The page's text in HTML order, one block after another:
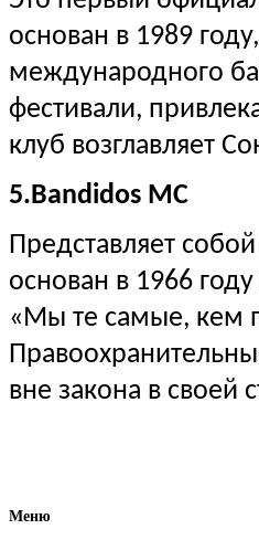
основан в 1989
международного
фестивали,
клуб возглавляет
5.Bandidos MC
Представляет
основан в 1966
«Мы те самые, кем
вне закона в своей
Меню